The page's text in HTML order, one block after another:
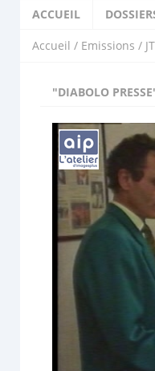
ACCUEIL
Accueil / Emissions / JT
"DIABOLO